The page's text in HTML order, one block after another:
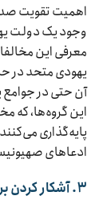
اهمیت تقویت
وجود یک دولت
معرفی این
یهودی متحد در
آن حتی در جوامع
این گروه‌ها، که
پایه‌گذاری
ادعاهای
۳. آشکار کردن برنامه گسترش‌طلبانه